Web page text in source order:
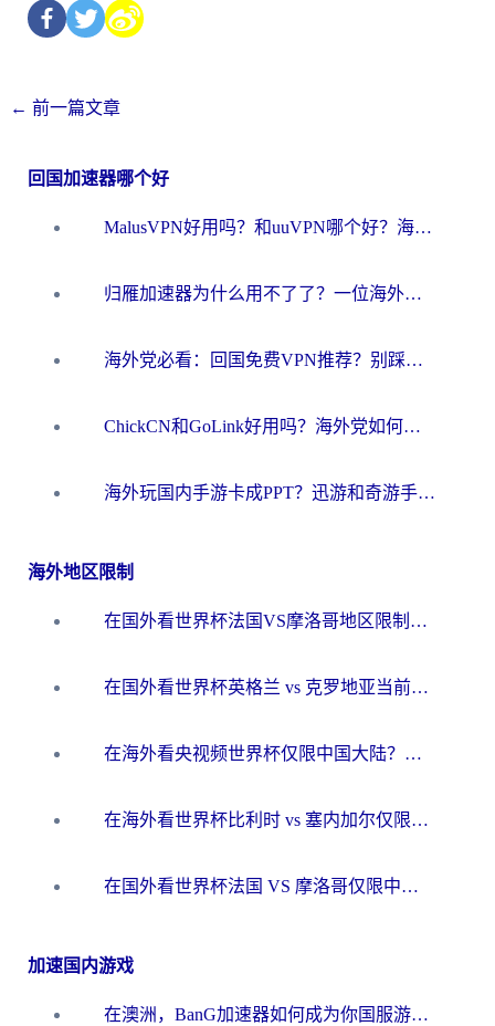
← 前一篇文章
回国加速器哪个好
MalusVPN好用吗？和uuVPN哪个好？海外党无缝访问国内资源的真实对比与选择指南
归雁加速器为什么用不了了？一位海外游子的真实困惑与技术解答
海外党必看：回国免费VPN推荐？别踩坑！教你选对加速器无缝刷国内资源
ChickCN和GoLink好用吗？海外党如何选对回国加速器
海外玩国内手游卡成PPT？迅游和奇游手游哪个好？一篇讲透回国加速器怎么选
海外地区限制
在国外看世界杯法国VS摩洛哥地区限制？这篇指南让你流畅看中文解说无压力
在国外看世界杯英格兰 vs 克罗地亚当前地区不可播放？这篇指南帮你搞定所有海外观赛难题
在海外看央视频世界杯仅限中国大陆？这篇指南帮你解锁中文解说+无卡顿直播
在海外看世界杯比利时 vs 塞内加尔仅限中国大陆？我找到了最流畅的中文解说之路
在国外看世界杯法国 VS 摩洛哥仅限中国大陆？海外党这样看中文解说赛事不卡顿
加速国内游戏
在澳洲，BanG加速器如何成为你国服游戏的“时光机”？